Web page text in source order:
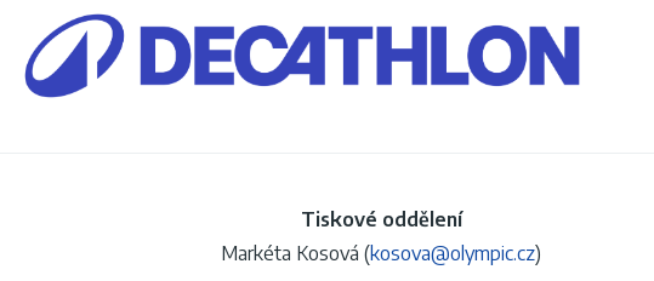
Tiskové oddělení
Markéta Kosová (kosova@olympic.cz)